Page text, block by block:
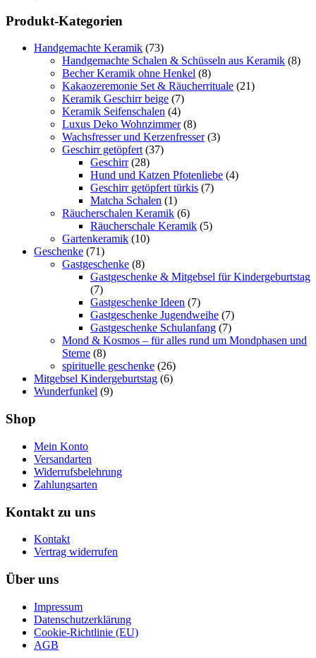
Produkt-Kategorien
Handgemachte Keramik (73)
Handgemachte Schalen & Schüsseln aus Keramik (8)
Becher Keramik ohne Henkel (8)
Kakaozeremonie Set & Räucherrituale (21)
Keramik Geschirr beige (7)
Keramik Seifenschalen (4)
Luxus Deko Wohnzimmer (8)
Wachsfresser und Kerzenfresser (3)
Geschirr getöpfert (37)
Geschirr (28)
Hund und Katzen Pfotenliebe (4)
Geschirr getöpfert türkis (7)
Matcha Schalen (1)
Räucherschalen Keramik (6)
Räucherschale Keramik (5)
Gartenkeramik (10)
Geschenke (71)
Gastgeschenke (8)
Gastgeschenke & Mitgebsel für Kindergeburtstag
(7)
Gastgeschenke Ideen (7)
Gastgeschenke Jugendweihe (7)
Gastgeschenke Schulanfang (7)
Mond & Kosmos – für alles rund um Mondphasen und
Sterne (8)
spirituelle geschenke (26)
Mitgebsel Kindergeburtstag (6)
Wunderfunkel (9)
Shop
Mein Konto
Versandarten
Widerrufsbelehrung
Zahlungsarten
Kontakt zu uns
Kontakt
Vertrag widerrufen
Über uns
Impressum
Datenschutzerklärung
Cookie-Richtlinie (EU)
AGB